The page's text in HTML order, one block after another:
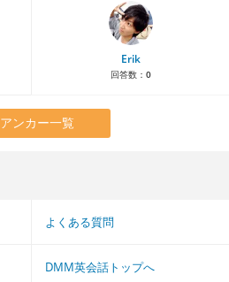
Erik
回答数： 0
アンカー一覧
よくある質問
DMM英会話トップへ